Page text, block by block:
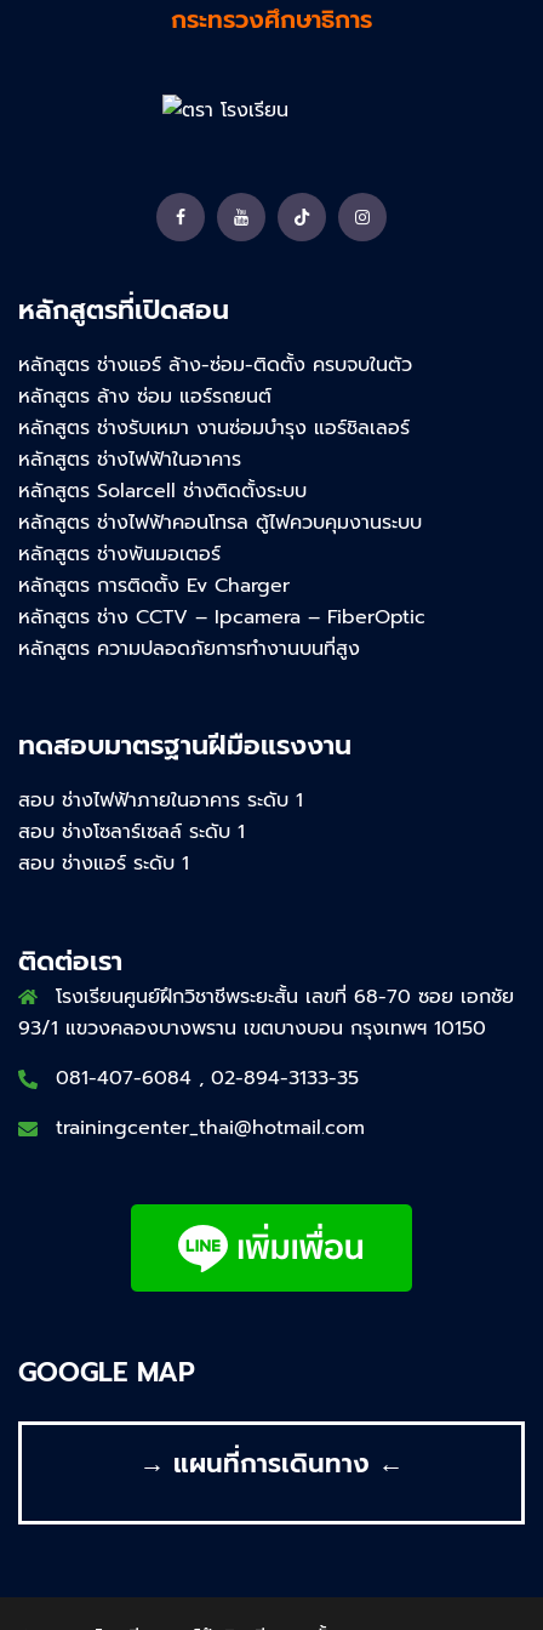
กระทรวงศึกษาธิการ
FacebookYouTubeTikTokInstagram
หลักสูตรที่เปิดสอน
หลักสูตร ช่างแอร์ ล้าง-ซ่อม-ติดตั้ง ครบจบในตัว
หลักสูตร ล้าง ซ่อม แอร์รถยนต์
หลักสูตร ช่างรับเหมา งานซ่อมบำรุง แอร์ชิลเลอร์
หลักสูตร ช่างไฟฟ้าในอาคาร
หลักสูตร Solarcell ช่างติดตั้งระบบ
หลักสูตร ช่างไฟฟ้าคอนโทรล ตู้ไฟควบคุมงานระบบ
หลักสูตร ช่างพันมอเตอร์
หลักสูตร การติดตั้ง Ev Charger
หลักสูตร ช่าง CCTV – Ipcamera – FiberOptic
หลักสูตร ความปลอดภัยการทำงานบนที่สูง
ทดสอบมาตรฐานฝีมือแรงงาน
สอบ ช่างไฟฟ้าภายในอาคาร ระดับ 1
สอบ ช่างโซลาร์เซลล์ ระดับ 1
สอบ ช่างแอร์ ระดับ 1
ติดต่อเรา
โรงเรียนศูนย์ฝึกวิชาชีพระยะสั้น เลขที่ 68-70 ซอย เอกชัย
93/1 แขวงคลองบางพราน เขตบางบอน กรุงเทพฯ 10150
081-407-6084 , 02-894-3133-35
trainingcenter_thai@hotmail.com
GOOGLE MAP
→ แผนที่การเดินทาง ←